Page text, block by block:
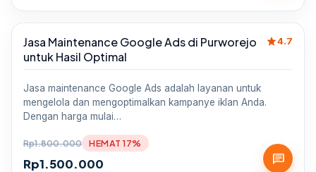
Sale
Jasa Maintenance Google Ads di Purworejo
untuk Hasil Optimal
star4.7
Jasa maintenance Google Ads adalah layanan untuk
mengelola dan mengoptimalkan kampanye iklan Anda.
Dengan harga mulai…
Rp1.800.000
Rp1.500.000
HEMAT 17%
chat